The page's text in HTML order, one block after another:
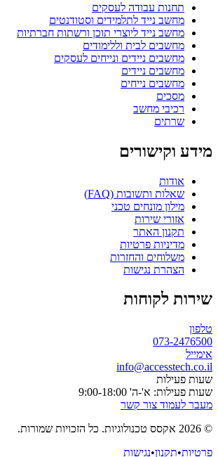
תחנות עבודה לעסקים
מחשב נייד לתלמידים וסטודנטים
מחשב נייד ליוצרי תוכן ורשתות חברתיות
מחשבים לבית וללימודים
מחשבים ניידים ונייחים לעסקים
מחשבים ניידים
מחשבים נייחים
מסכים
רכיבי מחשב
שרתים
מידע וקישורים
אודות
שאלות ותשובות (FAQ)
מילון מונחים טכני
אזורי שירות
תקנון האתר
מדיניות פרטיות
משלוחים והחזרות
הצהרת נגישות
שירות לקוחות
טלפון
073-2476500
אימייל
info@accesstech.co.il
שעות פעילות
שעות פעילות: א'-ה' 9:00-18:00
מעבר לעמוד צור קשר
© 2026 אקסס טכנולוגיות. כל הזכויות שמורות.
פרטיות•תקנון•נגישות